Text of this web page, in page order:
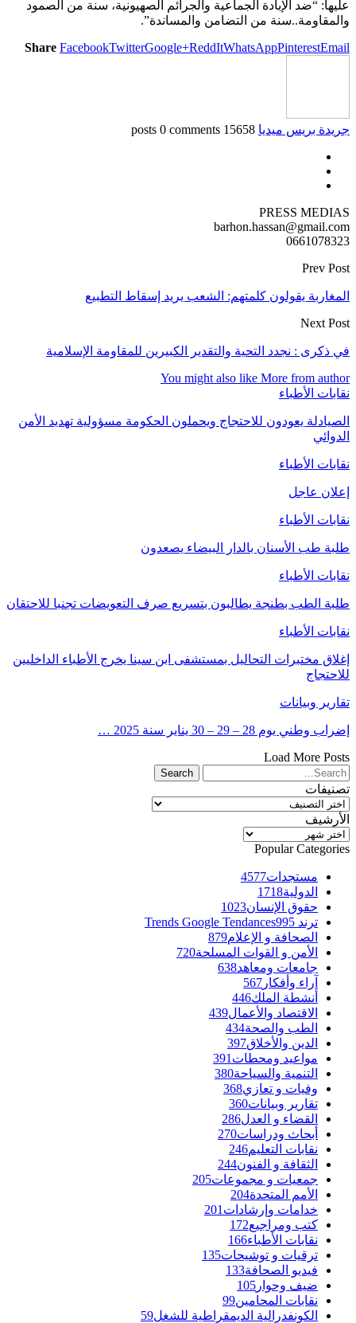
عليها: “ضد الإبادة الجماعية والجرائم الصهيونية، سنة من الصمود
والمقاومة..سنة من التضامن والمساندة”.
Share FacebookTwitterGoogle+ReddItWhatsAppPinterestEmail
جريدة بريس ميديا 15658 posts
0 comments
PRESS MEDIAS
barhon.hassan@gmail.com
0661078323
Prev Post
المغاربة يقولون كلمتهم: الشعب يريد إسقاط التطبيع
Next Post
في ذكرى : نجدد التحية والتقدير الكبيرين للمقاومة الإسلامية
You might also like More from author
نقابات الأطباء
الصيادلة يعودون للاحتجاج ويحملون الحكومة مسؤولية تهديد الأمن
الدوائي
نقابات الأطباء
إعلان عاجل
نقابات الأطباء
طلبة طب الأسنان بالدار البيضاء يصعدون
نقابات الأطباء
طلبة الطب بطنجة يطالبون بتسريع صرف التعويضات تجنبا للاحتقان
نقابات الأطباء
إغلاق مختبرات التحاليل بمستشفى ابن سينا يخرج الأطباء الداخليين
للاحتجاج
تقارير وبيانات
إضراب وطني يوم 28 – 29 – 30 يناير سنة 2025 …
Load More Posts
تصنيفات
تصنيفات
الأرشيف
الأرشيف
Popular Categories
مستجدات4577
الدولية1718
حقوق الإنسان1023
ترند Trends Google Tendances 995
الصحافة و الإعلام879
الأمن و القوات المسلحة720
جامعات ومعاهد638
آراء وأفكار 567
أنشطة الملك446
الاقتصاد والأعمال439
الطب والصحة434
الدين والأخلاق397
مواعيد ومحطات 391
التنمية والسياحة380
وفيات و تعازي368
تقارير وبيانات360
القضاء و العدل286
أبحاث ودراسات270
نقابات التعليم246
الثقافة و الفنون244
جمعيات و مجموعات205
الأمم المتحدة204
خدامات وإرشادات 201
كتب ومراجيع172
نقابات الأطباء166
ترقيات و توشيحات135
فيديو الصحافة133
ضيف وحوار 105
نقابات المحامين99
الكونفدرالية الديمقراطية للشغل59